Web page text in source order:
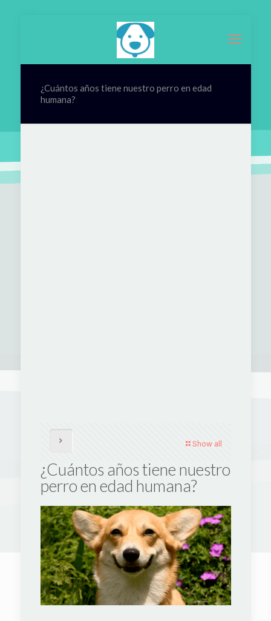
¿Cuántos años tiene nuestro perro en edad
humana?
Show all
¿Cuántos años tiene nuestro
perro en edad humana?